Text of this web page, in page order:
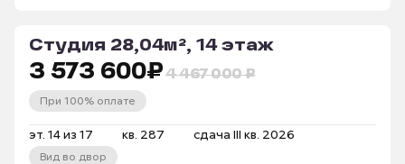
Студия 28,04м², 14 этаж
3 573 600₽ 4 467 000 ₽
При 100% оплате
эт. 14 из 17 кв. 287 сдача III кв. 2026
Вид во двор